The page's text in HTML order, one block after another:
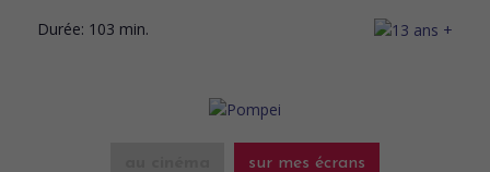
Durée: 103 min.
sur mes écrans